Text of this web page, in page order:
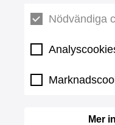
Nödvändiga
Mer